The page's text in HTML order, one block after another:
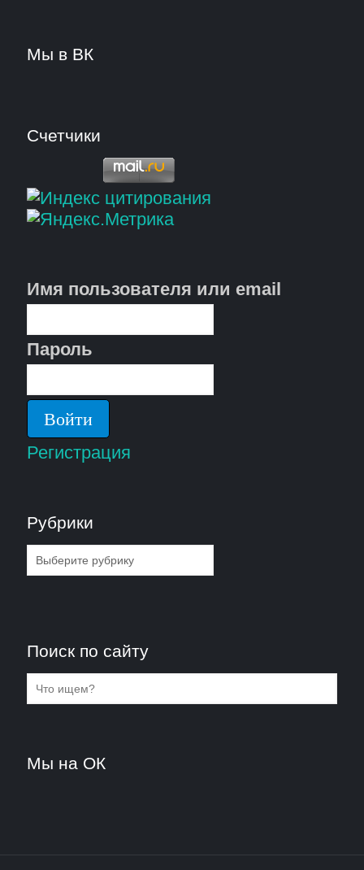
Мы в ВК
Счетчики
Имя пользователя или email
Пароль
Регистрация
Рубрики
Рубрики
Поиск по сайту
Мы на ОК